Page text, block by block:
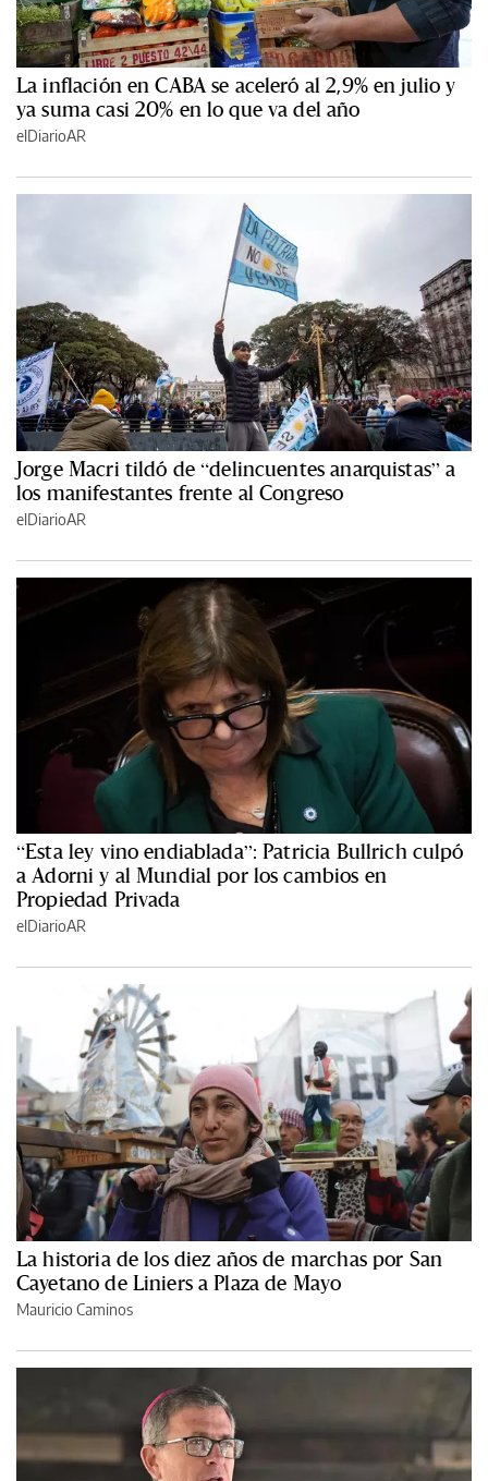
La inflación en CABA se aceleró al 2,9% en julio y
ya suma casi 20% en lo que va del año
elDiarioAR
Jorge Macri tildó de “delincuentes anarquistas” a
los manifestantes frente al Congreso
elDiarioAR
“Esta ley vino endiablada”: Patricia Bullrich culpó
a Adorni y al Mundial por los cambios en
Propiedad Privada
elDiarioAR
La historia de los diez años de marchas por San
Cayetano de Liniers a Plaza de Mayo
Mauricio Caminos